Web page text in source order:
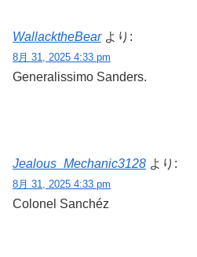
WallacktheBear より:
8月 31, 2025 4:33 pm
Generalissimo Sanders.
Jealous_Mechanic3128 より:
8月 31, 2025 4:33 pm
Colonel Sanchéz